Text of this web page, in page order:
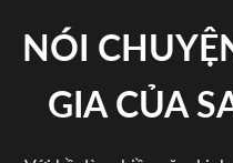
NÓI
GIA CỦA